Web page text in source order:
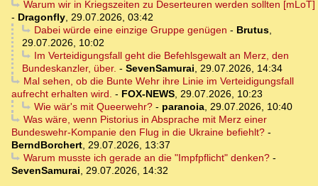
Warum wir in Kriegszeiten zu Deserteuren werden sollten [mLoT]
- Dragonfly, 29.07.2026, 03:42
Dabei würde eine einzige Gruppe genügen - Brutus,
29.07.2026, 10:02
Im Verteidigungsfall geht die Befehlsgewalt an Merz, den
Bundeskanzler, über. - SevenSamurai, 29.07.2026, 14:34
Mal sehen, ob die Bunte Wehr ihre Linie im Verteidigungsfall
aufrecht erhalten wird. - FOX-NEWS, 29.07.2026, 10:23
Wie wär's mit Queerwehr?- paranoia, 29.07.2026, 10:40
Was wäre, wenn Pistorius in Absprache mit Merz einer
Bundeswehr-Kompanie den Flug in die Ukraine befiehlt? -
BerndBorchert, 29.07.2026, 13:37
Warum musste ich gerade an die "Impfpflicht" denken?-
SevenSamurai, 29.07.2026, 14:32